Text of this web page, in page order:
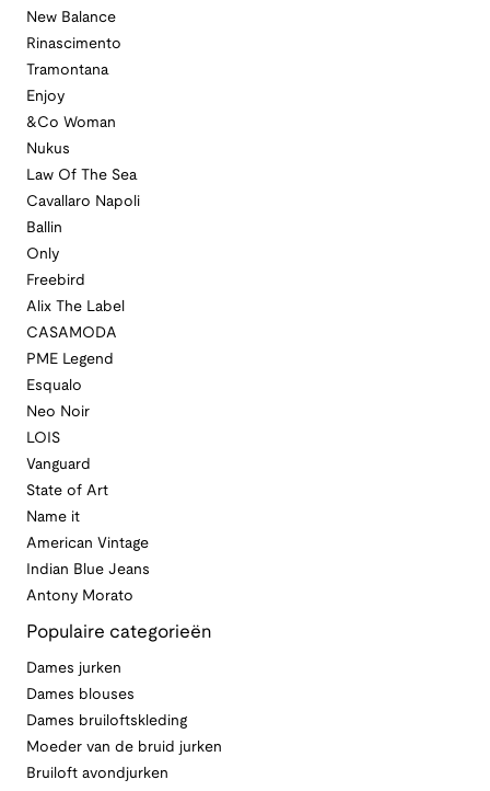
New Balance
Rinascimento
Tramontana
Enjoy
&Co Woman
Nukus
Law Of The Sea
Cavallaro Napoli
Ballin
Only
Freebird
Alix The Label
CASAMODA
PME Legend
Esqualo
Neo Noir
LOIS
Vanguard
State of Art
Name it
American Vintage
Indian Blue Jeans
Antony Morato
Populaire categorieën
Dames jurken
Dames blouses
Dames bruiloftskleding
Moeder van de bruid jurken
Bruiloft avondjurken